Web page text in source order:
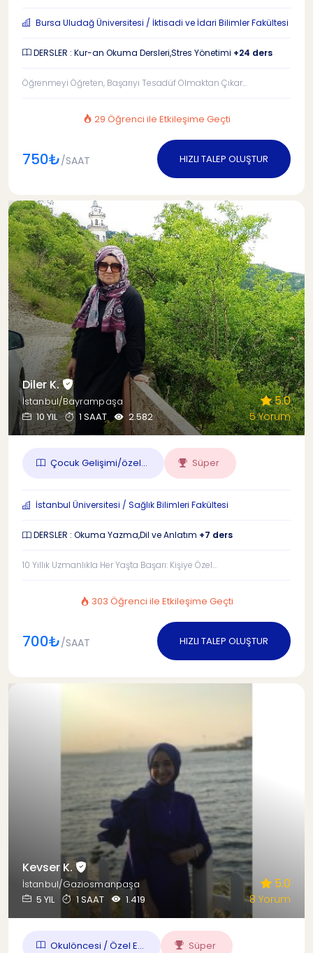
Bursa Uludağ Üniversitesi / İktisadi ve İdari Bilimler Fakültesi
DERSLER : Kur-an Okuma Dersleri,Stres Yönetimi +24 ders
Öğrenmeyi Öğreten, Başarıyı Tesadüf Olmaktan Çıkar...
29 Öğrenci ile Etkileşime Geçti
750₺/SAAT HIZLI TALEP OLUŞTUR
Diler K.
İstanbul/Bayrampaşa
10 YIL
1 SAAT 2.582
5.0
5 Yorum
Çocuk Gelişimi/özel... Süper
İstanbul Üniversitesi / Sağlık Bilimleri Fakültesi
DERSLER : Okuma Yazma,Dil ve Anlatım +7 ders
10 Yıllık Uzmanlıkla Her Yaşta Başarı: Kişiye Özel...
303 Öğrenci ile Etkileşime Geçti
700₺/SAAT HIZLI TALEP OLUŞTUR
Kevser K.
İstanbul/Gaziosmanpaşa
5 YIL
1 SAAT 1.419
5.0
8 Yorum
Okulöncesi / Özel E... Süper